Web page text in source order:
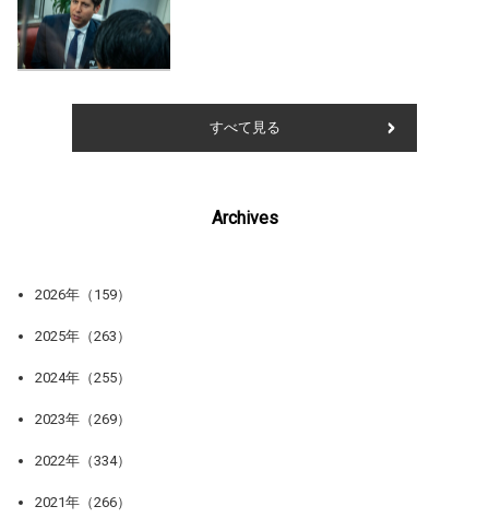
すべて見る
Archives
2026年（159）
2025年（263）
2024年（255）
2023年（269）
2022年（334）
2021年（266）